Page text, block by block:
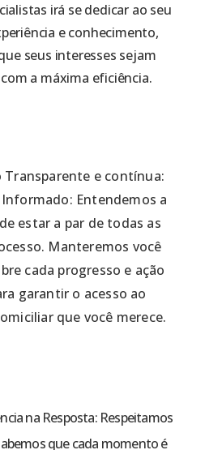
irá se dedicar ao seu
e conhecimento,
seus interesses sejam
a máxima eficiência.
Transparente e contínua:
Entendemos a
estar a par de todas as
Manteremos você
cada progresso e ação
garantir o acesso ao
que você merece.
na Resposta: Respeitamos
que cada momento é